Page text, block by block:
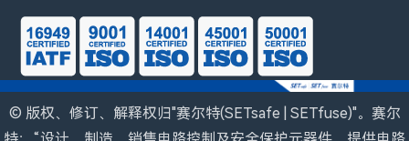
© 版权、修订、解释权归"赛尔特(SETsafe | SETfuse)"。赛尔